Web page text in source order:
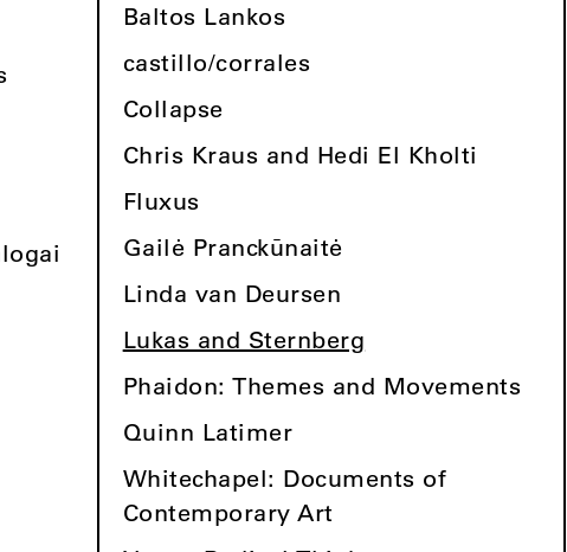
Baltos Lankos
castillo/corrales
Collapse
Chris Kraus and Hedi El Kholti
Fluxus
Gailė Pranckūnaitė
Linda van Deursen
Lukas and Sternberg
Phaidon: Themes and Movements
Quinn Latimer
Whitechapel: Documents of
Contemporary Art